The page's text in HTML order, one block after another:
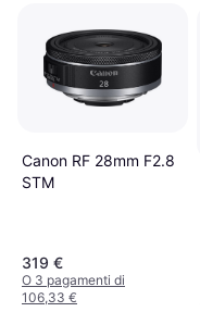
Canon RF 28mm F2.8
STM
319 €
O 3 pagamenti di
106,33 €